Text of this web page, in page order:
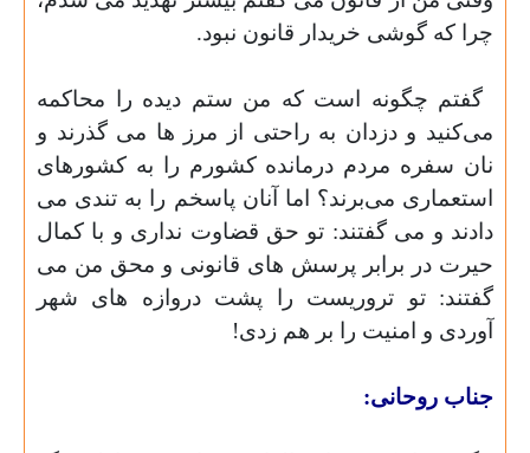
چرا که گوشی خریدار قانون نبود.
گفتم چگونه است که من ستم دیده را محاکمه
می‌کنید و دزدان به راحتی از مرز ها می گذرند و
نان سفره مردم درمانده کشورم را به کشورهای
استعماری می‌برند؟ اما آنان پاسخم را به تندی می
دادند و می گفتند: تو حق قضاوت نداری و با کمال
حیرت در برابر پرسش های قانونی و محق من می
گفتند: تو تروریست را پشت دروازه های شهر
آوردی و امنیت را بر هم زدی!
جناب روحانی: